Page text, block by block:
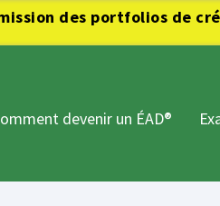
devenir un ÉAD®
des portfolios de